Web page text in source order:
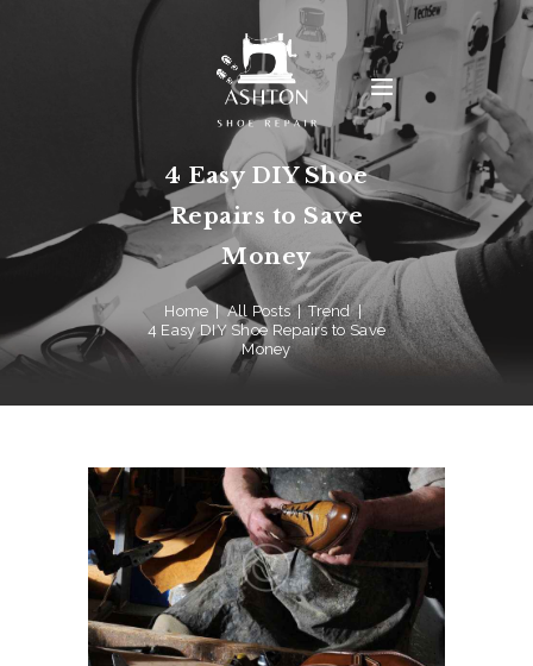
4 Easy DIY Shoe
Repairs to Save
Money
Home All Posts
Trend
4 Easy DIY Shoe Repairs to Save
Money